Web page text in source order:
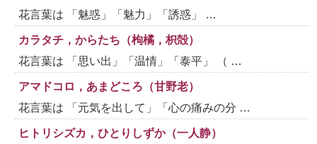
花言葉は 「魅惑」「魅力」「誘惑」 …
カラタチ，からたち（枸橘，枳殻）
花言葉は 「思い出」「温情」「泰平」 （ …
アマドコロ，あまどころ（甘野老）
花言葉は 「元気を出して」「心の痛みの分 …
ヒトリシズカ，ひとりしずか（一人静）